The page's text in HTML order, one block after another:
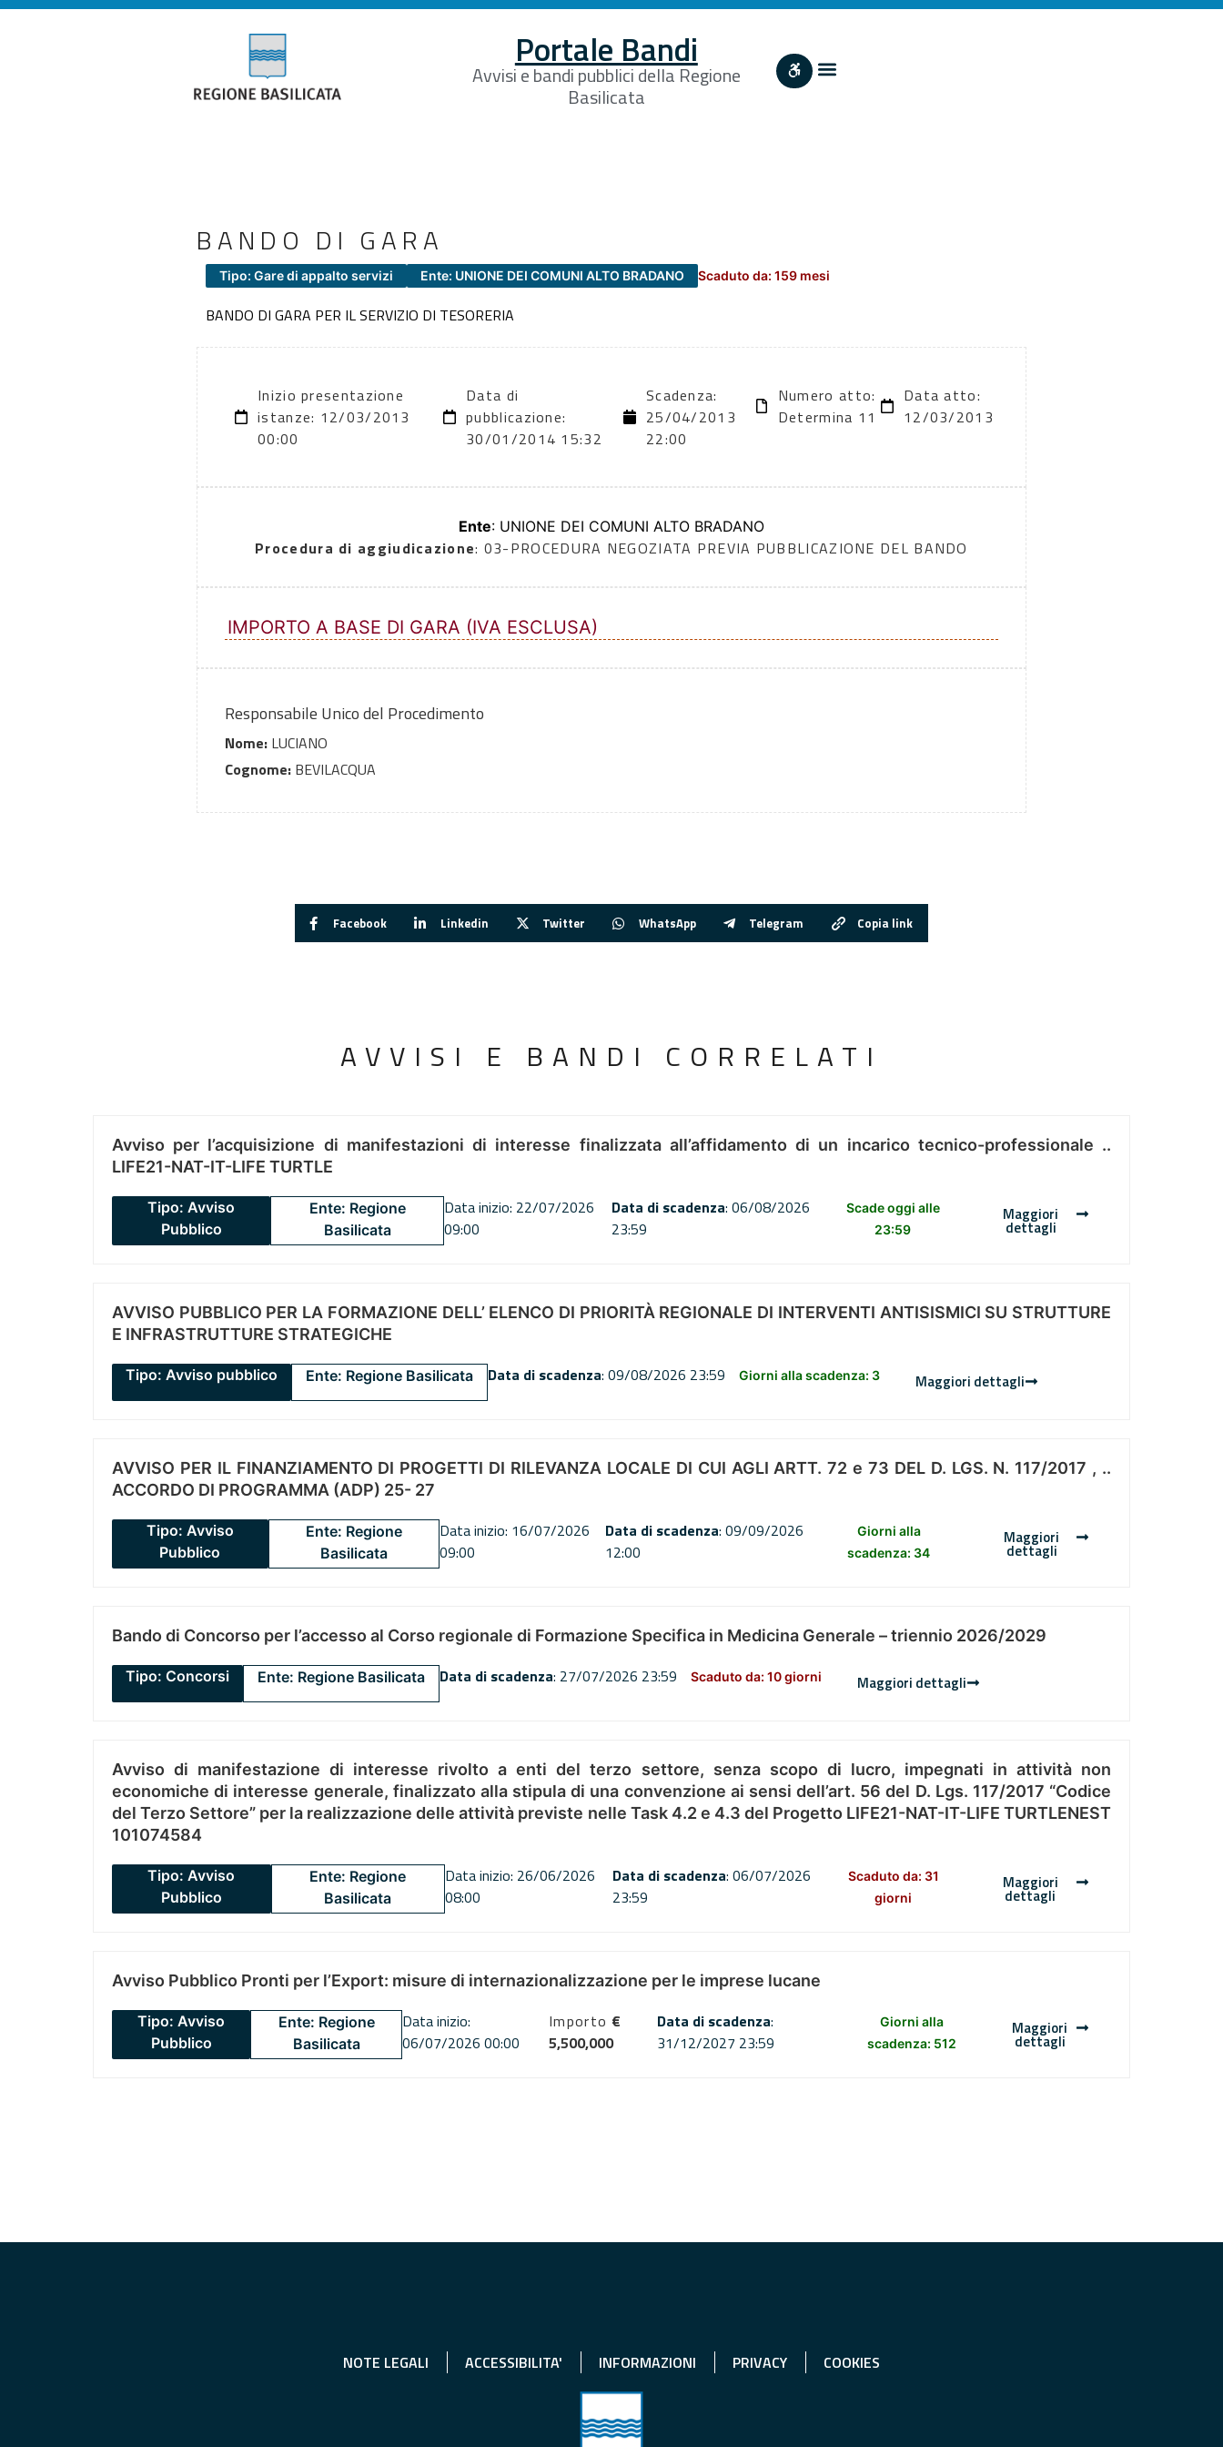
Portale Bandi
Avvisi e bandi pubblici della Regione
Basilicata
BANDO DI GARA
Tipo: Gare di appalto servizi Ente: UNIONE DEI COMUNI ALTO BRADANO Scaduto da: 159 mesi
BANDO DI GARA PER IL SERVIZIO DI TESORERIA
Inizio presentazione
istanze: 12/03/2013
00:00
Data di
pubblicazione:
30/01/2014 15:32
Scadenza:
25/04/2013
22:00
Numero atto:
Determina 11
Data atto:
12/03/2013
Ente: UNIONE DEI COMUNI ALTO BRADANO
Procedura di aggiudicazione: 03-PROCEDURA NEGOZIATA PREVIA PUBBLICAZIONE DEL BANDO
IMPORTO A BASE DI GARA (IVA ESCLUSA)
Responsabile Unico del Procedimento
Nome: LUCIANO
Cognome: BEVILACQUA
Facebook Linkedin Twitter WhatsApp Telegram Copia link
AVVISI E BANDI CORRELATI
Avviso per l’acquisizione di manifestazioni di interesse finalizzata all’affidamento di un incarico tecnico-professionale ..
LIFE21-NAT-IT-LIFE TURTLE
Tipo: Avviso
Pubblico
Ente: Regione
Basilicata
Data inizio: 22/07/2026
09:00
Data di scadenza: 06/08/2026
23:59
Scade oggi alle
23:59
Maggiori
dettagli
AVVISO PUBBLICO PER LA FORMAZIONE DELL’ ELENCO DI PRIORITÀ REGIONALE DI INTERVENTI ANTISISMICI SU STRUTTURE
E INFRASTRUTTURE STRATEGICHE
Tipo: Avviso pubblico Ente: Regione Basilicata Data di scadenza: 09/08/2026 23:59 Giorni alla scadenza: 3 Maggiori dettagli
AVVISO PER IL FINANZIAMENTO DI PROGETTI DI RILEVANZA LOCALE DI CUI AGLI ARTT. 72 e 73 DEL D. LGS. N. 117/2017 , ..
ACCORDO DI PROGRAMMA (ADP) 25- 27
Tipo: Avviso
Pubblico
Ente: Regione
Basilicata
Data inizio: 16/07/2026
09:00
Data di scadenza: 09/09/2026
12:00
Giorni alla
scadenza: 34
Maggiori
dettagli
Bando di Concorso per l’accesso al Corso regionale di Formazione Specifica in Medicina Generale – triennio 2026/2029
Tipo: Concorsi Ente: Regione Basilicata Data di scadenza: 27/07/2026 23:59 Scaduto da: 10 giorni Maggiori dettagli
Avviso di manifestazione di interesse rivolto a enti del terzo settore, senza scopo di lucro, impegnati in attività non
economiche di interesse generale, finalizzato alla stipula di una convenzione ai sensi dell’art. 56 del D. Lgs. 117/2017 “Codice
del Terzo Settore” per la realizzazione delle attività previste nelle Task 4.2 e 4.3 del Progetto LIFE21-NAT-IT-LIFE TURTLENEST
101074584
Tipo: Avviso
Pubblico
Ente: Regione
Basilicata
Data inizio: 26/06/2026
08:00
Data di scadenza: 06/07/2026
23:59
Scaduto da: 31
giorni
Maggiori
dettagli
Avviso Pubblico Pronti per l’Export: misure di internazionalizzazione per le imprese lucane
Tipo: Avviso
Pubblico
Ente: Regione
Basilicata
Data inizio:
06/07/2026 00:00
Importo €
5,500,000
Data di scadenza:
31/12/2027 23:59
Giorni alla
scadenza: 512
Maggiori
dettagli
NOTE LEGALI ACCESSIBILITA' INFORMAZIONI PRIVACY COOKIES